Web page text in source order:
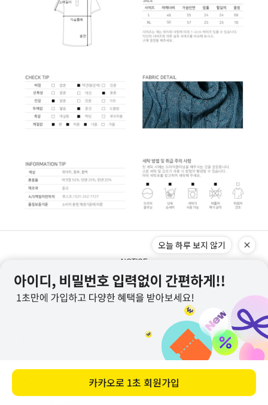
NOTICE
오늘 하루 보지 않기
카카오로 1초 회원가입